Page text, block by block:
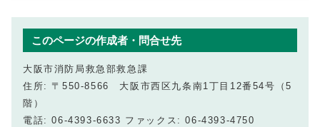
このページの作成者・問合せ先
大阪市消防局救急部救急課
住所: 〒550-8566 大阪市西区九条南1丁目12番54号（5
階）
電話: 06-4393-6633 ファックス: 06-4393-4750